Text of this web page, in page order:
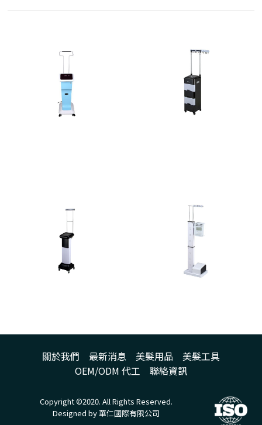
關於我們 最新消息 美髮用品
美髮工具
OEM/ODM 代工
聯絡資訊
Copyright ©2020. All Rights Reserved.
Designed by 華仁國際有限公司